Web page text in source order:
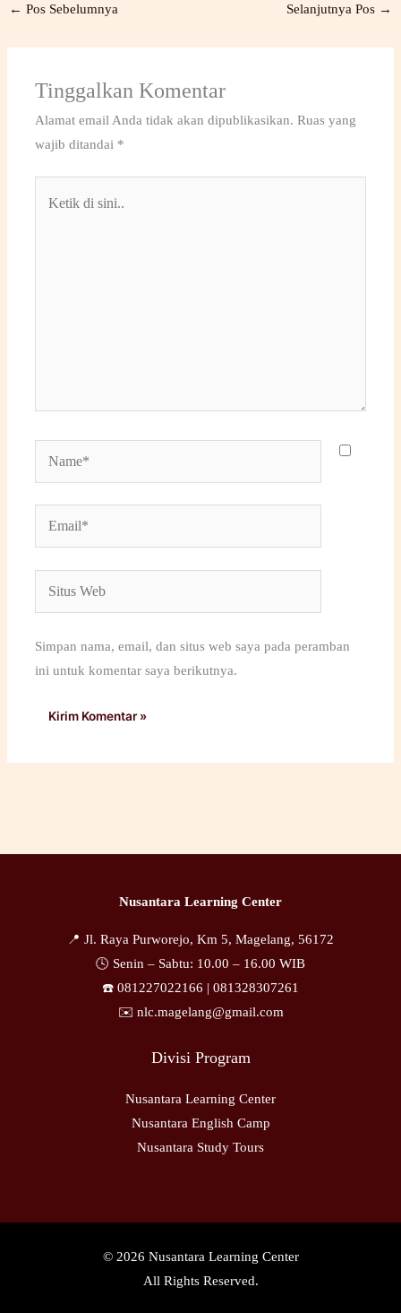
← Pos Sebelumnya Selanjutnya Pos →
Tinggalkan Komentar
Alamat email Anda tidak akan dipublikasikan. Ruas yang
wajib ditandai *
Simpan nama, email, dan situs web saya pada peramban
ini untuk komentar saya berikutnya.
Nusantara Learning Center
📍 Jl. Raya Purworejo, Km 5, Magelang, 56172
🕓 Senin – Sabtu: 10.00 – 16.00 WIB
☎️ 081227022166 | 081328307261
✉️ nlc.magelang@gmail.com
Divisi Program
Nusantara Learning Center
Nusantara English Camp
Nusantara Study Tours
© 2026 Nusantara Learning Center
All Rights Reserved.